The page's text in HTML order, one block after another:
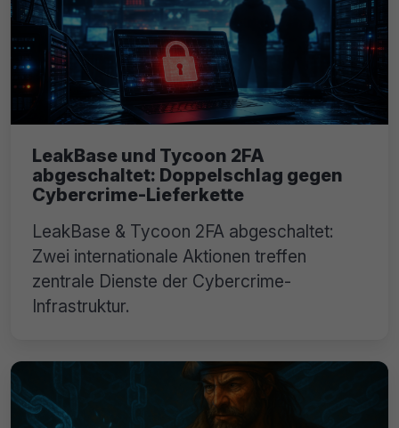
LeakBase und Tycoon 2FA
abgeschaltet: Doppelschlag gegen
Cybercrime-Lieferkette
LeakBase & Tycoon 2FA abgeschaltet:
Zwei internationale Aktionen treffen
zentrale Dienste der Cybercrime-
Infrastruktur.